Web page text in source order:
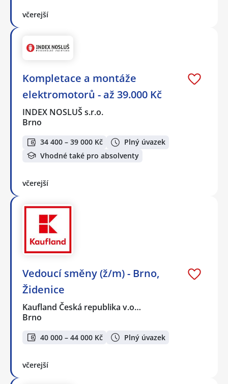
včerejší
Kompletace a montáže
elektromotorů - až 39.000 Kč
INDEX NOSLUŠ s.r.o.
Brno
34 400 – 39 000 Kč
Plný úvazek
Vhodné také pro absolventy
včerejší
Vedoucí směny (ž/m) - Brno,
Židenice
Kaufland Česká republika v.o…
Brno
40 000 – 44 000 Kč Plný úvazek
včerejší